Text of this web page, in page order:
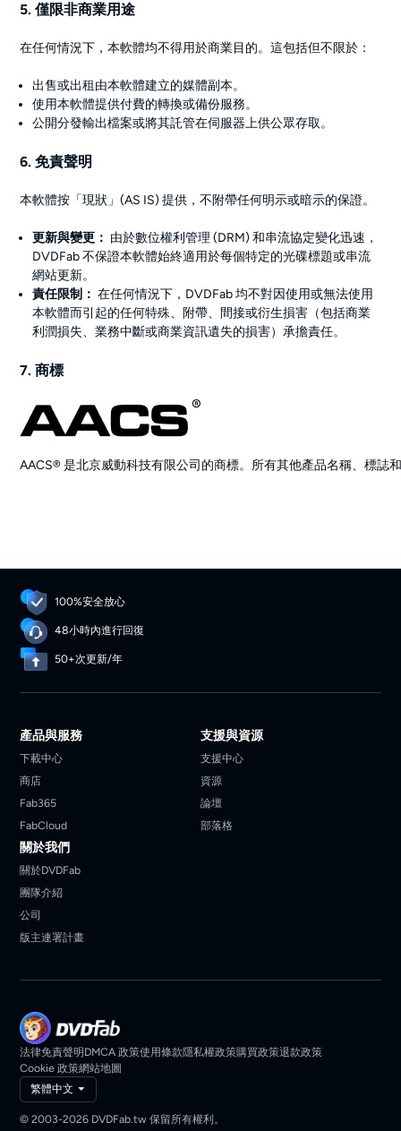
5. 僅限非商業用途
在任何情況下，本軟體均不得用於商業目的。這包括但不限於：
出售或出租由本軟體建立的媒體副本。
使用本軟體提供付費的轉換或備份服務。
公開分發輸出檔案或將其託管在伺服器上供公眾存取。
6. 免責聲明
本軟體按「現狀」(AS IS) 提供，不附帶任何明示或暗示的保證。
更新與變更： 由於數位權利管理 (DRM) 和串流協定變化迅速，
DVDFab 不保證本軟體始終適用於每個特定的光碟標題或串流
網站更新。
責任限制： 在任何情況下，DVDFab 均不對因使用或無法使用
本軟體而引起的任何特殊、附帶、間接或衍生損害（包括商業
利潤損失、業務中斷或商業資訊遺失的損害）承擔責任。
7. 商標
AACS® 是北京威動科技有限公司的商標。所有其他產品名稱、標
100%安全放心
48小時內進行回復
50+次更新/年
產品與服務
下載中心
商店
Fab365
FabCloud
支援與資源
支援中心
資源
論壇
部落格
關於我們
關於DVDFab
團隊介紹
公司
版主連署計畫
法律免責聲明DMCA 政策使用條款隱私權政策購買政策退款政策
Cookie 政策網站地圖
繁體中文
© 2003-2026 DVDFab.tw 保留所有權利。